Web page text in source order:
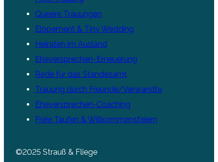
Queere Trauungen
Elopement & Tiny Wedding
Heiraten im Ausland
Eheversprechen-Erneuerung
Rede für das Standesamt
Trauung durch Freunde/Verwandte
Eheversprechen-Coaching
Freie Taufen & Willkommensfeiern
©2025 Strauß & Fliege